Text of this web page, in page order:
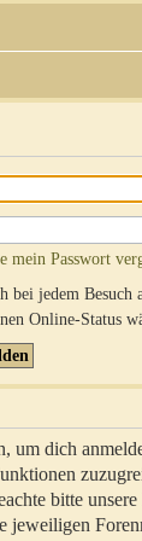
mein Passwort
bei jedem Besuch
Online-Status
um dich
bitte
jeweiligen